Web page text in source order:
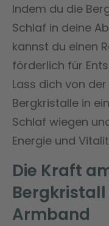
Indem du die
Schlaf in deine
kannst du einen
förderlich für
Lass dich von
Bergkristalle in
Schlaf wiegen
Energie und
Die Kraft
Armband